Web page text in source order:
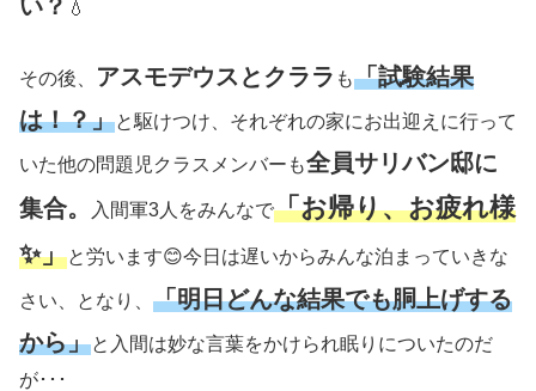
い？ 💧
その後、 アスモデウスとクララ も「試験結果
は！？」と駆けつけ、それぞれの家にお出迎えに行って
いた他の問題児クラスメンバーも全員サリバン邸に
集合。
入間軍3人をみんなで「お帰り、お疲れ様
✨」と労います😊今日は遅いからみんな泊まっていきな
さい、となり、 「明日どんな結果でも胴上げする
から」と入間は妙な言葉をかけられ眠りについたのだ
が･･･